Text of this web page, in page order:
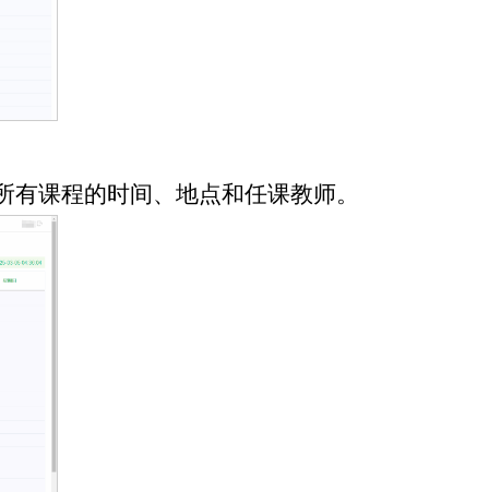
课程的时间、地点和任课教师。